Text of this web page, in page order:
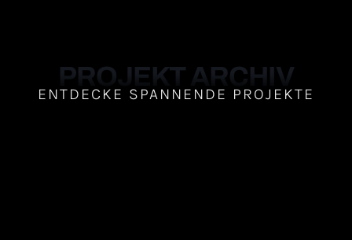
PROJEKT ARCHIV
ENTDECKE SPANNENDE PROJEKTE